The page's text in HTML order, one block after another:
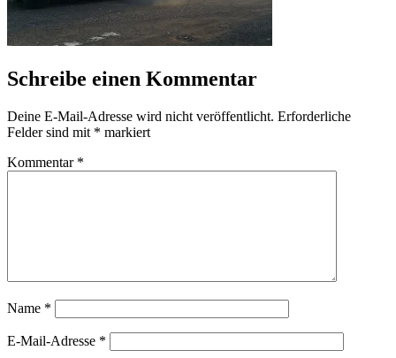
Schreibe einen Kommentar
Deine E-Mail-Adresse wird nicht veröffentlicht. Erforderliche
Felder sind mit * markiert
Kommentar *
Name *
E-Mail-Adresse *